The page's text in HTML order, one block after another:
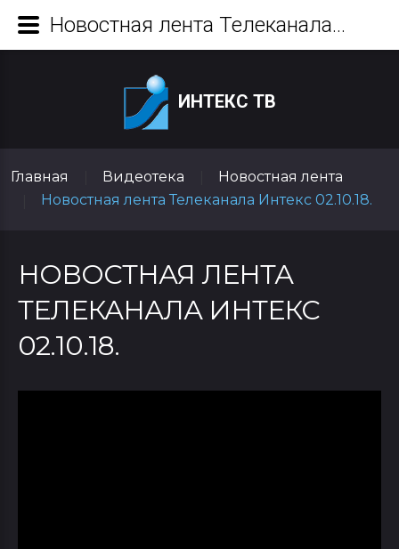
ИНТЕКС ТВ
Главная Видеотека
Новостная лента
Новостная лента Телеканала Интекс 02.10.18.
НОВОСТНАЯ ЛЕНТА
ТЕЛЕКАНАЛА ИНТЕКС
02.10.18.
Новостная лента Телеканала Интекс 02.10.18.